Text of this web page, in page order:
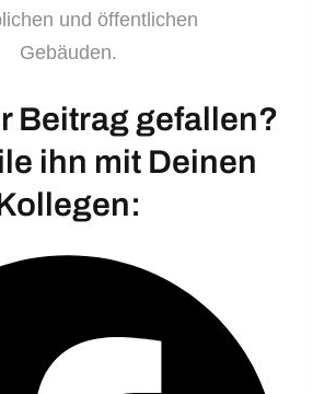
und öffentlichen
Gebäuden.
Beitrag gefallen?
ihn mit Deinen